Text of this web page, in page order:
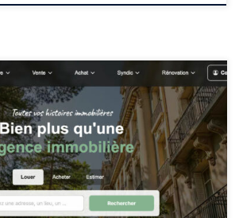
nous aimons découvrir et faire
sociétés proposant des services
Le but est de simplifier la vie des
dont les investisseurs immobiliers.
(encore un !) m’a parlé de Manda, je
[…]